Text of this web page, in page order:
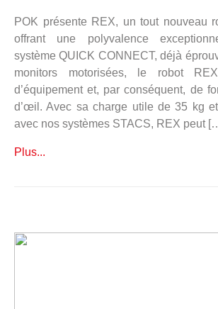
POK présente REX, un tout nouveau
offrant une polyvalence
système QUICK CONNECT, déjà
monitors motorisées, le robot
d’équipement et, par conséquent, de
d’œil. Avec sa charge utile de 35 kg
avec nos systèmes STACS, REX peut
Plus...